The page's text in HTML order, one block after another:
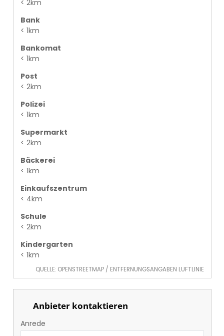
< 2km
Bank
< 1km
Bankomat
< 1km
Post
< 2km
Polizei
< 1km
Supermarkt
< 2km
Bäckerei
< 1km
Einkaufszentrum
< 4km
Schule
< 2km
Kindergarten
< 1km
QUELLE: OPENSTREETMAP / ENTFERNUNGSANGABEN LUFTLINIE
Anbieter kontaktieren
Anrede